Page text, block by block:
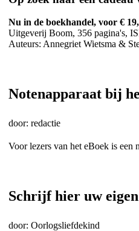
Nu in de boekhandel, voor €
Uitgeverij Boom, 356 pagina's,
Auteurs: Annegriet Wietsma &
Notenapparaat bij
door: redactie
Voor lezers van het eBoek is een
Schrijf hier uw
door: Oorlogsliefdekind